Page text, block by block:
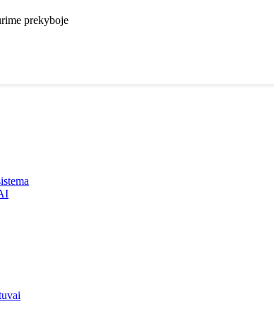
prekyboje